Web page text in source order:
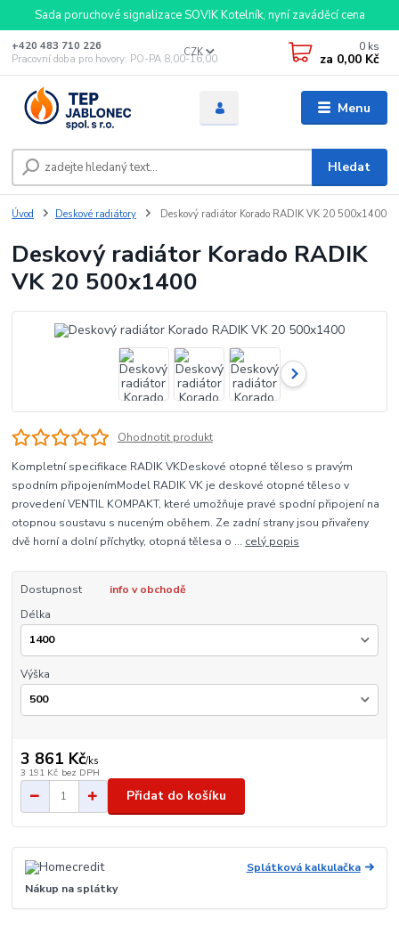
Sada poruchové signalizace SOVIK Kotelník, nyní zaváděcí cena
Menu
CZK
Hledat
+420 483 710 226
Pracovní doba pro hovory: PO-PA 8,00-16,00
0 ks
za 0,00 Kč
Úvod Deskové radiátory Deskový radiátor Korado RADIK VK 20 500x1400
Deskový radiátor Korado RADIK
VK 20 500x1400
Ohodnotit produkt
Kompletní specifikace RADIK VKDeskové otopné těleso s pravým
spodním připojenímModel RADIK VK je deskové otopné těleso v
provedení VENTIL KOMPAKT, které umožňuje pravé spodní připojení na
otopnou soustavu s nuceným oběhem. Ze zadní strany jsou přivařeny
dvě horní a dolní příchytky, otopná tělesa o ... celý popis
Dostupnost
info v obchodě
Délka
Výška
3 861 Kč/ks
3 191 Kč bez DPH
Přidat do košíku
Splátková kalkulačka
Nákup na splátky